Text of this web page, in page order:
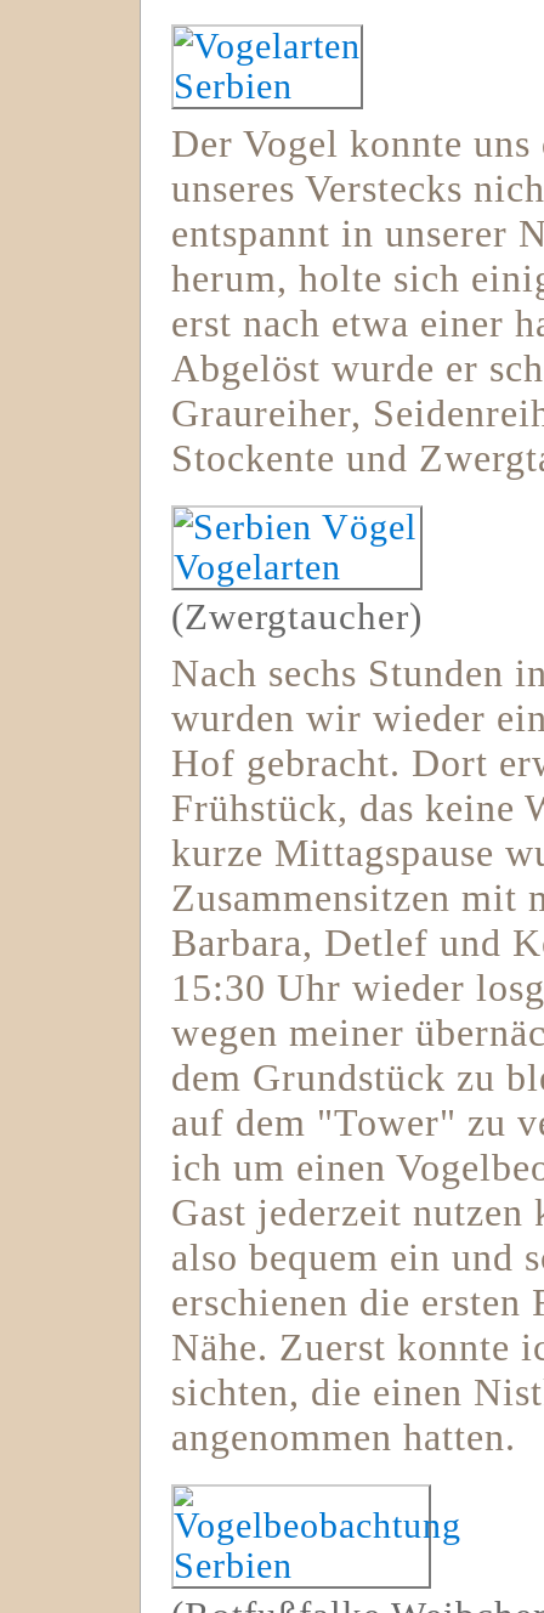
Der Vogel konnte
unseres Verstecks
entspannt in unserer
herum, holte sich
erst nach etwa einer
Abgelöst wurde er
Graureiher,
Stockente und
(Zwergtaucher)
Nach sechs Stunden
wurden wir wieder
Hof gebracht. Dort
Frühstück, das keine
kurze Mittagspause
Zusammensitzen mit
Barbara, Detlef und
15:30 Uhr wieder
wegen meiner
dem Grundstück zu
auf dem "Tower" zu
ich um einen
Gast jederzeit
also bequem ein und
erschienen die
Nähe. Zuerst konnte
sichten, die einen
angenommen hatten.